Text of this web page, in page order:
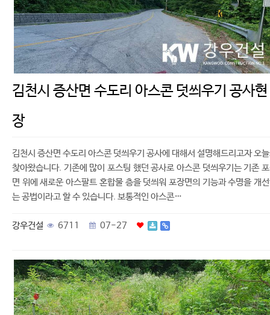
김천시 증산면 수도리 아스콘 덧씌우기 공사현
장
김천시 증산면 수도리 아스콘 덧씌우기 공사에 대해서 설명해드리고자 오
찾아왔습니다. 기존에 많이 포스팅 했던 공사로 아스콘 덧씌우기는 기존
면 위에 새로운 아스팔트 혼합물 층을 덧씌워 포장면의 기능과 수명을 개
는 공법이라고 할 수 있습니다. 보통적인 아스콘…
강우건설 6711 07-27